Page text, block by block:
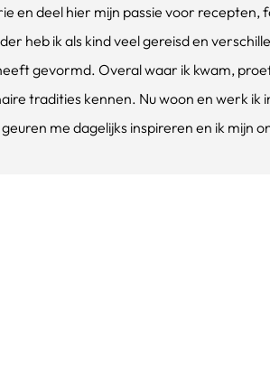
en deel hier mijn passie voor
heb ik als kind veel gereisd en
gevormd. Overal waar ik kwam,
tradities kennen. Nu woon en werk
me dagelijks inspireren en ik mijn